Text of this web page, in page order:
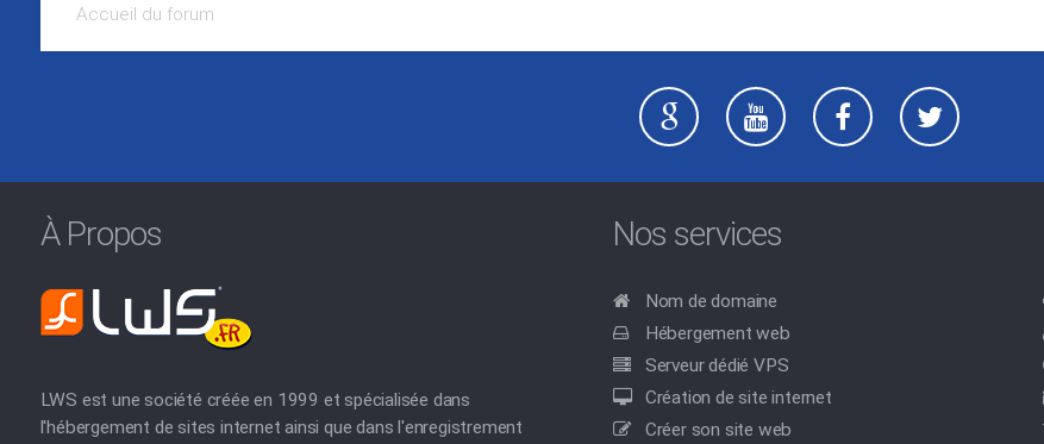
Accueil du forum
À Propos
LWS est une société créée en 1999 et spécialisée dans
l'hébergement de sites internet ainsi que dans l'enregistrement
Nos services
Nom de domaine
Hébergement web
Serveur dédié VPS
Création de site internet
Créer son site web